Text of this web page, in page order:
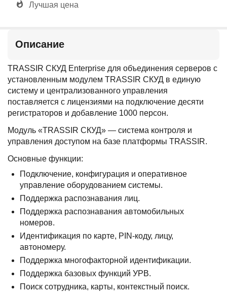
Лучшая цена
Описание
TRASSIR СКУД Enterprise для объединения серверов с
установленным модулем TRASSIR СКУД в единую
систему и централизованного управления
поставляется с лицензиями на подключение десяти
регистраторов и добавление 1000 персон.
Модуль «TRASSIR СКУД» — система контроля и
управления доступом на базе платформы TRASSIR.
Основные функции:
Подключение, конфигурация и оперативное
управление оборудованием системы.
Поддержка распознавания лиц.
Поддержка распознавания автомобильных
номеров.
Идентификация по карте, PIN-коду, лицу,
автономеру.
Поддержка многофакторной идентификации.
Поддержка базовых функций УРВ.
Поиск сотрудника, карты, контекстный поиск.